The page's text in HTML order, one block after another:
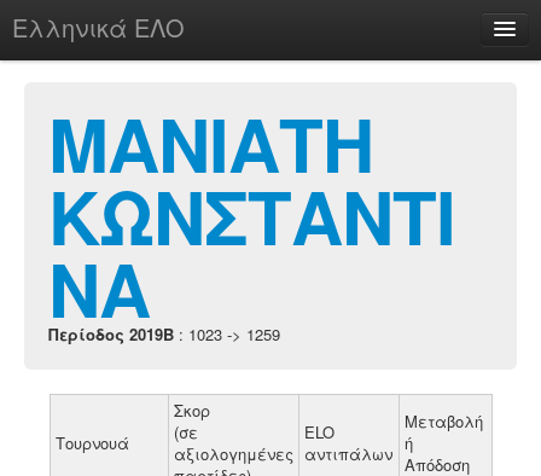
Ελληνικά ΕΛΟ
chesstu.be @ discord
Login
ΜΑΝΙΑΤΗ
ΚΩΝΣΤΑΝΤΙ
ΝΑ
Περίοδος 2019B : 1023 -> 1259
Τουρνουά
Σκορ
(σε
αξιολογημένες
ELO
αντιπάλων
Μεταβολή
ή
Απόδοση